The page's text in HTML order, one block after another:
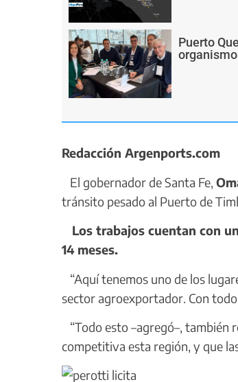
Puerto
Redacción Argenports.com
El gobernador de Santa Fe,
tránsito pesado al Puerto de
Los trabajos cuentan con
14 meses.
“Aquí tenemos uno de los
sector agroexportador. Con
“Todo esto –agregó–,
competitiva esta región, y que